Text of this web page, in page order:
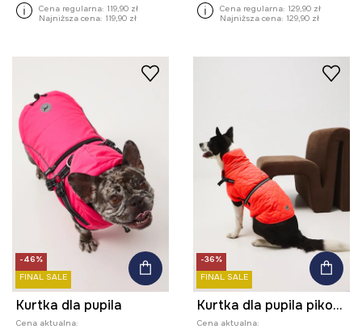
Cena regularna: 119,90 zł
Najniższa cena: 119,90 zł
Cena regularna: 129,90 zł
Najniższa cena: 129,90 zł
-46%
FINAL SALE
Kurtka dla pupila
Cena aktualna:
-36%
FINAL SALE
Kurtka dla pupila pikowana
Cena aktualna: